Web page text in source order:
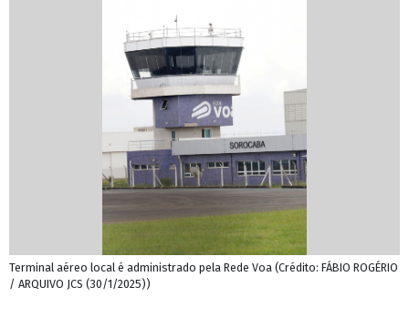
Terminal aéreo local é administrado pela Rede Voa (Crédito: FÁBIO ROGÉRIO
/ ARQUIVO JCS (30/1/2025))